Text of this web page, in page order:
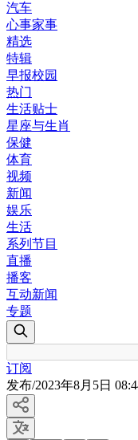
汽车
心事家事
精选
特辑
早报校园
热门
生活贴士
星座与生肖
保健
体育
视频
新闻
娱乐
生活
系列节目
直播
播客
互动新闻
专题
订阅
发布/2023年8月5日